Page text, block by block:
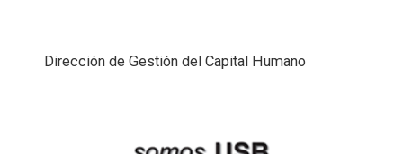
Dirección de Gestión del Capital Humano